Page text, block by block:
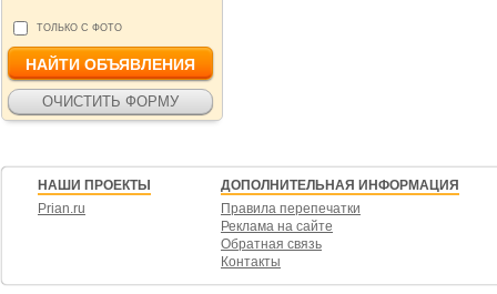
ТОЛЬКО С ФОТО
НАШИ ПРОЕКТЫ
Prian.ru
ДОПОЛНИТЕЛЬНАЯ ИНФОРМАЦИЯ
Правила перепечатки
Реклама на сайте
Обратная связь
Контакты